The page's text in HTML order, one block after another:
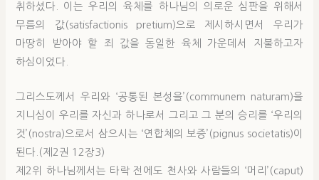
취하셨다. 이는 우리의 육체를 하나님의 의로운 심판을 위해서
무름의 값(satisfactionis pretium)으로 제시하시면서 우리가
마땅히 받아야 할 죄 값을 동일한 육체 가운데서 지불하고자
하심이었다.
그리스도께서 우리와 ‘공통된 본성을’(communem naturam)을
지니심이 우리를 자신과 하나로서 그리고 그 분의 승리를 ‘우리의
것’(nostra)으로서 삼으시는 ‘연합체의 보증’(pignus societatis)이
된다.(제2권 12장3)
제2위 하나님께서는 타락 전에도 천사와 사람들의 ‘머리’(caput)